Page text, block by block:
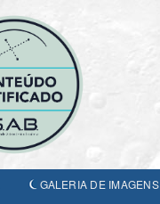
GALERIA DE IMAGENS